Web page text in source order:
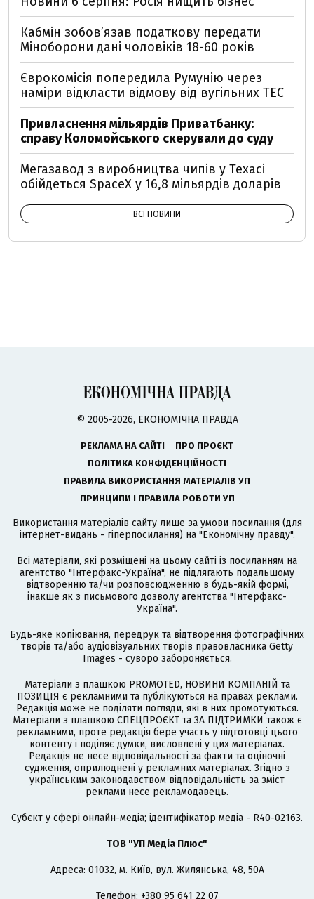
Кабмін зобовʼязав податкову передати
Міноборони дані чоловіків 18-60 років
Єврокомісія попередила Румунію через
наміри відкласти відмову від вугільних ТЕС
Привласнення мільярдів Приватбанку:
справу Коломойського скерували до суду
Мегазавод з виробництва чипів у Техасі
обійдеться SpaceX у 16,8 мільярдів доларів
ВСІ НОВИНИ
© 2005-2026, ЕКОНОМІЧНА ПРАВДА
РЕКЛАМА НА САЙТІ
ПРО ПРОЄКТ
ПОЛІТИКА КОНФІДЕНЦІЙНОСТІ
ПРАВИЛА ВИКОРИСТАННЯ МАТЕРІАЛІВ УП
ПРИНЦИПИ І ПРАВИЛА РОБОТИ УП
Використання матеріалів сайту лише за умови посилання (для
інтернет-видань - гіперпосилання) на "Економічну правду".
Всі матеріали, які розміщені на цьому сайті із посиланням на
агентство "Інтерфакс-Україна", не підлягають подальшому
відтворенню та/чи розповсюдженню в будь-якій формі,
інакше як з письмового дозволу агентства "Інтерфакс-
Україна".
Будь-яке копіювання, передрук та відтворення фотографічних
творів та/або аудіовізуальних творів правовласника Getty
Images - суворо забороняється.
Матеріали з плашкою PROMOTED, НОВИНИ КОМПАНІЙ та
ПОЗИЦІЯ є рекламними та публікуються на правах реклами.
Редакція може не поділяти погляди, які в них промотуються.
Матеріали з плашкою СПЕЦПРОЄКТ та ЗА ПІДТРИМКИ також є
рекламними, проте редакція бере участь у підготовці цього
контенту і поділяє думки, висловлені у цих матеріалах.
Редакція не несе відповідальності за факти та оціночні
судження, оприлюднені у рекламних матеріалах. Згідно з
українським законодавством відповідальність за зміст
реклами несе рекламодавець.
Cубєкт у сфері онлайн-медіа; ідентифікатор медіа - R40-02163.
ТОВ "УП Медіа Плюс"
Адреса: 01032, м. Київ, вул. Жилянська, 48, 50А
Телефон: +380 95 641 22 07